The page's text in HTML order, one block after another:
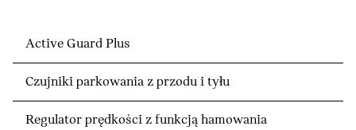
Active Guard Plus
Czujniki parkowania z przodu i tyłu
Regulator prędkości z funkcją hamowania